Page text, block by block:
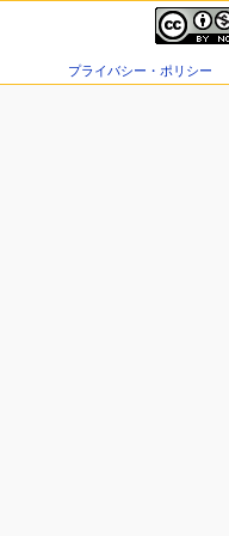
プライバシー・ポリシー